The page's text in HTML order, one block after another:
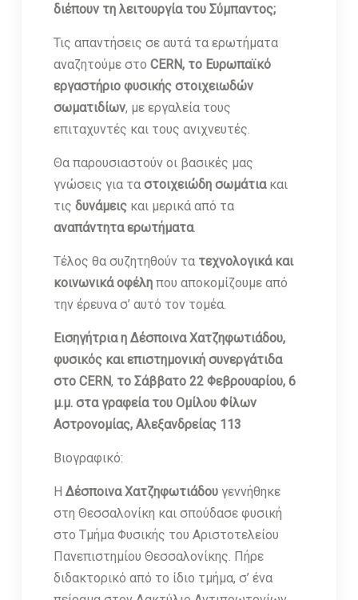
διέπουν τη λειτουργία του Σύμπαντος;
Τις απαντήσεις σε αυτά τα ερωτήματα
αναζητούμε στο CERN, το Ευρωπαϊκό
εργαστήριο φυσικής στοιχειωδών
σωματιδίων, με εργαλεία τους
επιταχυντές και τους ανιχνευτές.
Θα παρουσιαστούν οι βασικές μας
γνώσεις για τα στοιχειώδη σωμάτιακαι
τις δυνάμειςκαι μερικά από τα
αναπάντητα ερωτήματα.
Τέλος θα συζητηθούν τα τεχνολογικά και
κοινωνικά οφέληπου αποκομίζουμε από
την έρευνα σ’ αυτό τον τομέα.
Εισηγήτρια η Δέσποινα Χατζηφωτιάδου,
φυσικός και επιστημονική συνεργάτιδα
στο CERN, το Σάββατο 22 Φεβρουαρίου, 6
μ.μ. στα γραφεία του Ομίλου Φίλων
Αστρονομίας, Αλεξανδρείας 113
Βιογραφικό:
Η Δέσποινα Χατζηφωτιάδουγεννήθηκε
στη Θεσσαλονίκη και σπούδασε φυσική
στο Τμήμα Φυσικής του Αριστοτελείου
Πανεπιστημίου Θεσσαλονίκης. Πήρε
διδακτορικό από το ίδιο τμήμα, σ’ ένα